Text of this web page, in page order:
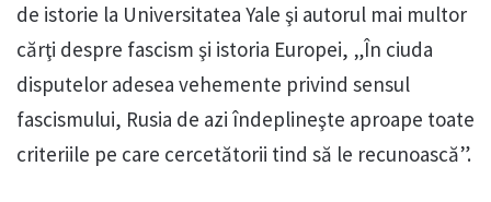
de istorie la Universitatea Yale şi autorul mai multor
cărţi despre fascism şi istoria Europei, „În ciuda
disputelor adesea vehemente privind sensul
fascismului, Rusia de azi îndeplineşte aproape toate
criteriile pe care cercetătorii tind să le recunoască”.